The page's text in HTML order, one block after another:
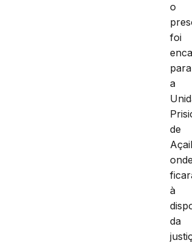
o
foi
para
a
de
à
da